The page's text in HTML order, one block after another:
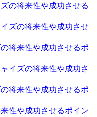
の将来性や成功させる
ズの将来性や成功させ
将来性や成功させるポ
イズの将来性や成功さ
将来性や成功させるポ
性や成功させるポイン